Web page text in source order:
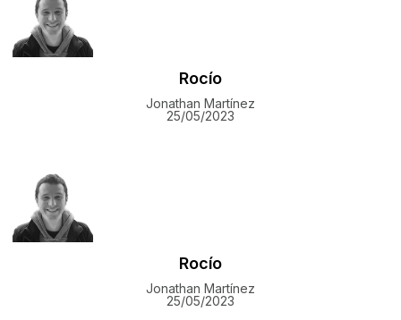
Rocío
Jonathan Martínez
25/05/2023
Rocío
Jonathan Martínez
25/05/2023